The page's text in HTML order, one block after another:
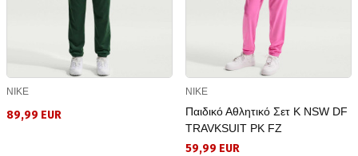
NIKE
89,99 EUR
NIKE
Παιδικό Αθλητικό Σετ K NSW DF
TRAVKSUIT PK FZ
59,99 EUR